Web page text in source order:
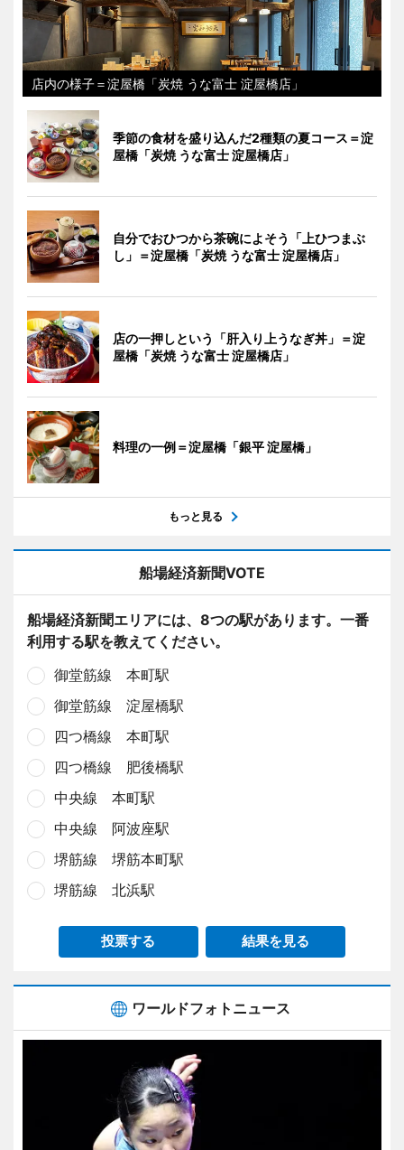
店内の様子＝淀屋橋「炭焼 うな富士 淀屋橋店」
季節の食材を盛り込んだ2種類の夏コース＝淀
屋橋「炭焼 うな富士 淀屋橋店」
自分でおひつから茶碗によそう「上ひつまぶ
し」＝淀屋橋「炭焼 うな富士 淀屋橋店」
店の一押しという「肝入り上うなぎ丼」＝淀
屋橋「炭焼 うな富士 淀屋橋店」
料理の一例＝淀屋橋「銀平 淀屋橋」
もっと見る
船場経済新聞VOTE
船場経済新聞エリアには、8つの駅があります。一番
利用する駅を教えてください。
御堂筋線 本町駅
御堂筋線 淀屋橋駅
四つ橋線 本町駅
四つ橋線 肥後橋駅
中央線 本町駅
中央線 阿波座駅
堺筋線 堺筋本町駅
堺筋線 北浜駅
投票する 結果を見る
ワールドフォトニュース